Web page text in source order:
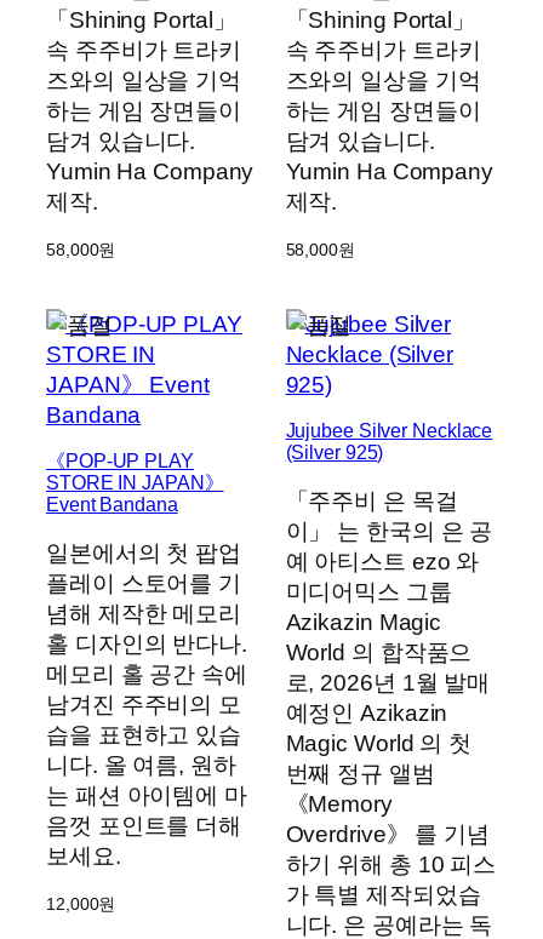
「Shining Portal」
속 주주비가 트라키
즈와의 일상을 기억
하는 게임 장면들이
담겨 있습니다.
Yumin Ha Company
제작.
58,000원
「Shining Portal」
속 주주비가 트라키
즈와의 일상을 기억
하는 게임 장면들이
담겨 있습니다.
Yumin Ha Company
제작.
58,000원
《POP-UP PLAY
STORE IN JAPAN》
Event Bandana
일본에서의 첫 팝업
플레이 스토어를 기
념해 제작한 메모리
홀 디자인의 반다나.
메모리 홀 공간 속에
남겨진 주주비의 모
습을 표현하고 있습
니다. 올 여름, 원하
는 패션 아이템에 마
음껏 포인트를 더해
보세요.
12,000원
Jujubee Silver Necklace
(Silver 925)
「주주비 은 목걸
이」 는 한국의 은 공
예 아티스트 ezo 와
미디어믹스 그룹
Azikazin Magic
World 의 합작품으
로, 2026년 1월 발매
예정인 Azikazin
Magic World 의 첫
번째 정규 앨범
《Memory
Overdrive》 를 기념
하기 위해 총 10 피스
가 특별 제작되었습
니다. 은 공예라는 독